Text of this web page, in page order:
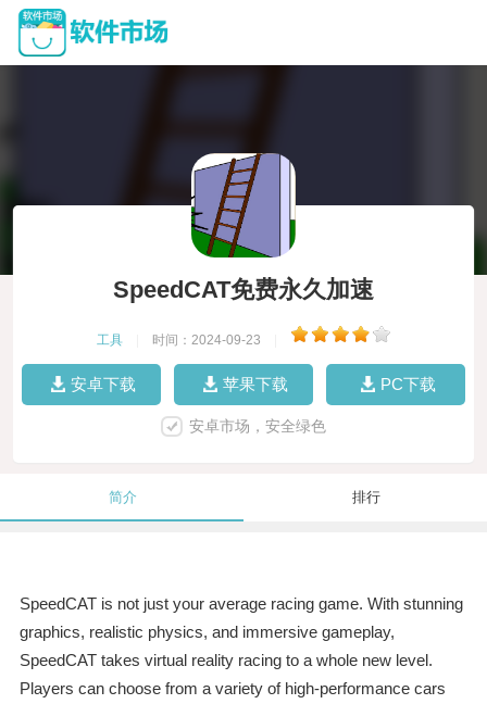
SpeedCAT免费永久加速
工具 时间：2024-09-23
安卓下载 苹果下载 PC下载
安卓市场，安全绿色
简介 排行
SpeedCAT is not just your average racing game. With stunning
graphics, realistic physics, and immersive gameplay,
SpeedCAT takes virtual reality racing to a whole new level.
Players can choose from a variety of high-performance cars